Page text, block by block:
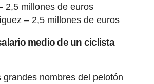
2,5 millones de euros
– 2,5 millones de euros
medio de un ciclista
grandes nombres del pelotón